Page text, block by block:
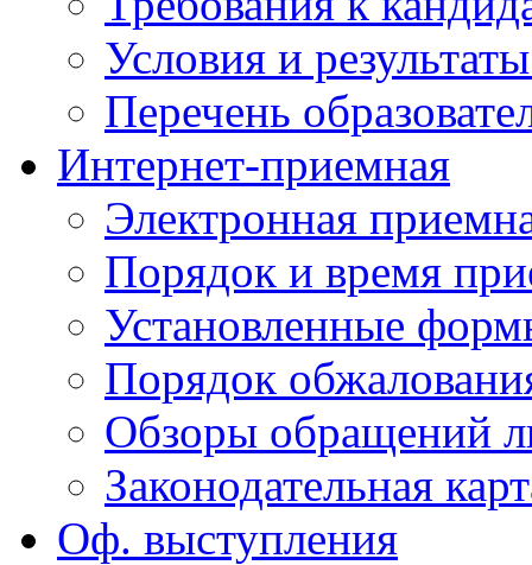
Условия и
Перечень
Интернет-приемная
Электронная
Порядок и время
Установленные
Порядок
Обзоры обращений
Законодательная
Оф. выступления